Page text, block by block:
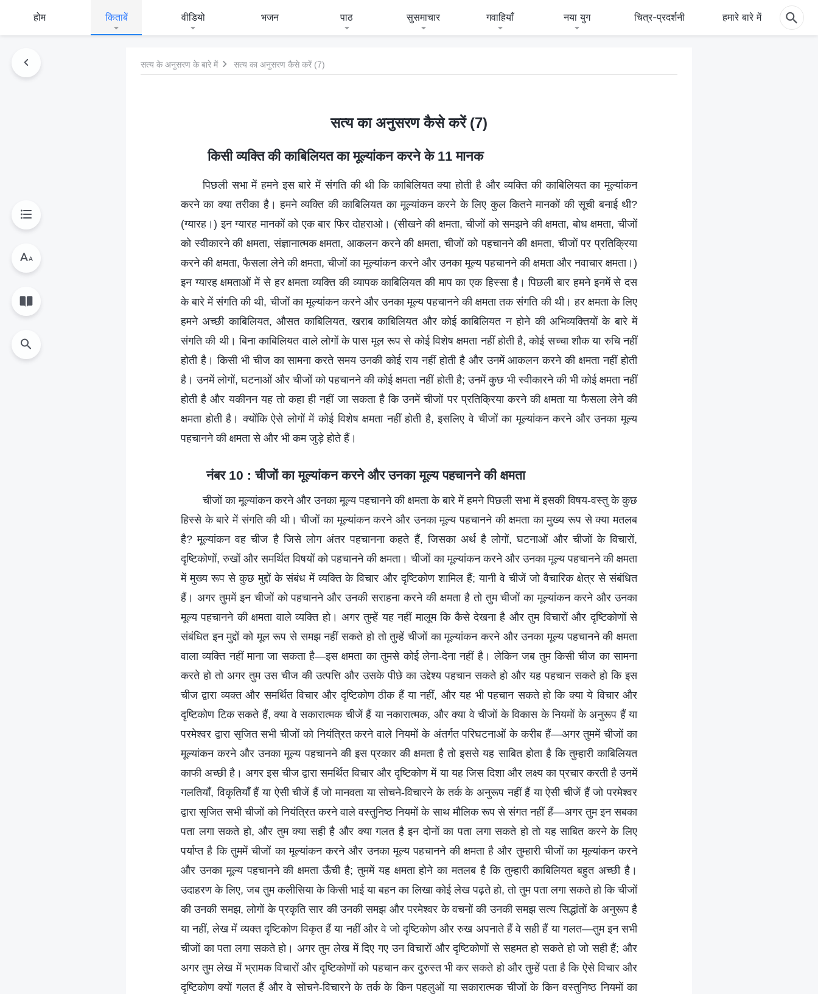
होम किताबें वीडियो भजन पाठ सुसमाचार गवाहियाँ नया युग चित्र-प्रदर्शनी हमारे बारे में
सत्य के अनुसरण के बारे में सत्य का अनुसरण कैसे करें (7)
सत्य का अनुसरण कैसे करें (7)
किसी व्यक्ति की काबिलियत का मूल्यांकन करने के 11 मानक
पिछली सभा में हमने इस बारे में संगति की थी कि काबिलियत क्या होती है और व्यक्ति की काबिलियत का मूल्यांकन
करने का क्या तरीका है। हमने व्यक्ति की काबिलियत का मूल्यांकन करने के लिए कुल कितने मानकों की सूची बनाई थी?
(ग्यारह।) इन ग्यारह मानकों को एक बार फिर दोहराओ। (सीखने की क्षमता, चीजों को समझने की क्षमता, बोध क्षमता, चीजों
को स्वीकारने की क्षमता, संज्ञानात्मक क्षमता, आकलन करने की क्षमता, चीजों को पहचानने की क्षमता, चीजों पर प्रतिक्रिया
करने की क्षमता, फैसला लेने की क्षमता, चीजों का मूल्यांकन करने और उनका मूल्य पहचानने की क्षमता और नवाचार क्षमता।)
इन ग्यारह क्षमताओं में से हर क्षमता व्यक्ति की व्यापक काबिलियत की माप का एक हिस्सा है। पिछली बार हमने इनमें से दस
के बारे में संगति की थी, चीजों का मूल्यांकन करने और उनका मूल्य पहचानने की क्षमता तक संगति की थी। हर क्षमता के लिए
हमने अच्छी काबिलियत, औसत काबिलियत, खराब काबिलियत और कोई काबिलियत न होने की अभिव्यक्तियों के बारे में
संगति की थी। बिना काबिलियत वाले लोगों के पास मूल रूप से कोई विशेष क्षमता नहीं होती है, कोई सच्चा शौक या रुचि नहीं
होती है। किसी भी चीज का सामना करते समय उनकी कोई राय नहीं होती है और उनमें आकलन करने की क्षमता नहीं होती
है। उनमें लोगों, घटनाओं और चीजों को पहचानने की कोई क्षमता नहीं होती है; उनमें कुछ भी स्वीकारने की भी कोई क्षमता नहीं
होती है और यकीनन यह तो कहा ही नहीं जा सकता है कि उनमें चीजों पर प्रतिक्रिया करने की क्षमता या फैसला लेने की
क्षमता होती है। क्योंकि ऐसे लोगों में कोई विशेष क्षमता नहीं होती है, इसलिए वे चीजों का मूल्यांकन करने और उनका मूल्य
पहचानने की क्षमता से और भी कम जुड़े होते हैं।
नंबर 10 : चीजों का मूल्यांकन करने और उनका मूल्य पहचानने की क्षमता
चीजों का मूल्यांकन करने और उनका मूल्य पहचानने की क्षमता के बारे में हमने पिछली सभा में इसकी विषय-वस्तु के कुछ
हिस्से के बारे में संगति की थी। चीजों का मूल्यांकन करने और उनका मूल्य पहचानने की क्षमता का मुख्य रूप से क्या मतलब
है? मूल्यांकन वह चीज है जिसे लोग अंतर पहचानना कहते हैं, जिसका अर्थ है लोगों, घटनाओं और चीजों के विचारों,
दृष्टिकोणों, रुखों और समर्थित विषयों को पहचानने की क्षमता। चीजों का मूल्यांकन करने और उनका मूल्य पहचानने की क्षमता
में मुख्य रूप से कुछ मुद्दों के संबंध में व्यक्ति के विचार और दृष्टिकोण शामिल हैं; यानी वे चीजें जो वैचारिक क्षेत्र से संबंधित
हैं। अगर तुममें इन चीजों को पहचानने और उनकी सराहना करने की क्षमता है तो तुम चीजों का मूल्यांकन करने और उनका
मूल्य पहचानने की क्षमता वाले व्यक्ति हो। अगर तुम्हें यह नहीं मालूम कि कैसे देखना है और तुम विचारों और दृष्टिकोणों से
संबंधित इन मुद्दों को मूल रूप से समझ नहीं सकते हो तो तुम्हें चीजों का मूल्यांकन करने और उनका मूल्य पहचानने की क्षमता
वाला व्यक्ति नहीं माना जा सकता है—इस क्षमता का तुमसे कोई लेना-देना नहीं है। लेकिन जब तुम किसी चीज का सामना
करते हो तो अगर तुम उस चीज की उत्पत्ति और उसके पीछे का उद्देश्य पहचान सकते हो और यह पहचान सकते हो कि इस
चीज द्वारा व्यक्त और समर्थित विचार और दृष्टिकोण ठीक हैं या नहीं, और यह भी पहचान सकते हो कि क्या ये विचार और
दृष्टिकोण टिक सकते हैं, क्या वे सकारात्मक चीजें हैं या नकारात्मक, और क्या वे चीजों के विकास के नियमों के अनुरूप हैं या
परमेश्वर द्वारा सृजित सभी चीजों को नियंत्रित करने वाले नियमों के अंतर्गत परिघटनाओं के करीब हैं—अगर तुममें चीजों का
मूल्यांकन करने और उनका मूल्य पहचानने की इस प्रकार की क्षमता है तो इससे यह साबित होता है कि तुम्हारी काबिलियत
काफी अच्छी है। अगर इस चीज द्वारा समर्थित विचार और दृष्टिकोण में या यह जिस दिशा और लक्ष्य का प्रचार करती है उनमें
गलतियाँ, विकृतियाँ हैं या ऐसी चीजें हैं जो मानवता या सोचने-विचारने के तर्क के अनुरूप नहीं हैं या ऐसी चीजें हैं जो परमेश्वर
द्वारा सृजित सभी चीजों को नियंत्रित करने वाले वस्तुनिष्ठ नियमों के साथ मौलिक रूप से संगत नहीं हैं—अगर तुम इन सबका
पता लगा सकते हो, और तुम क्या सही है और क्या गलत है इन दोनों का पता लगा सकते हो तो यह साबित करने के लिए
पर्याप्त है कि तुममें चीजों का मूल्यांकन करने और उनका मूल्य पहचानने की क्षमता है और तुम्हारी चीजों का मूल्यांकन करने
और उनका मूल्य पहचानने की क्षमता ऊँची है; तुममें यह क्षमता होने का मतलब है कि तुम्हारी काबिलियत बहुत अच्छी है।
उदाहरण के लिए, जब तुम कलीसिया के किसी भाई या बहन का लिखा कोई लेख पढ़ते हो, तो तुम पता लगा सकते हो कि चीजों
की उनकी समझ, लोगों के प्रकृति सार की उनकी समझ और परमेश्वर के वचनों की उनकी समझ सत्य सिद्धांतों के अनुरूप है
या नहीं, लेख में व्यक्त दृष्टिकोण विकृत हैं या नहीं और वे जो दृष्टिकोण और रुख अपनाते हैं वे सही हैं या गलत—तुम इन सभी
चीजों का पता लगा सकते हो। अगर तुम लेख में दिए गए उन विचारों और दृष्टिकोणों से सहमत हो सकते हो जो सही हैं; और
अगर तुम लेख में भ्रामक विचारों और दृष्टिकोणों को पहचान कर दुरुस्त भी कर सकते हो और तुम्हें पता है कि ऐसे विचार और
दृष्टिकोण क्यों गलत हैं और वे सोचने-विचारने के तर्क के किन पहलुओं या सकारात्मक चीजों के किन वस्तुनिष्ठ नियमों का